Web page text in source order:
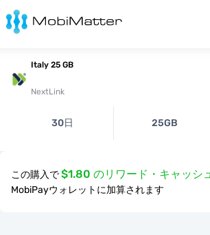
Italy 25 GB
NextLink
30日 25GB
この購入で$1.80 のリワード・キャッシ
MobiPayウォレットに加算されます